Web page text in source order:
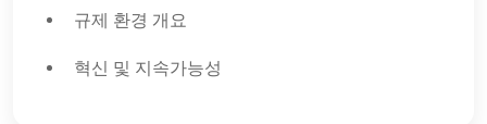
규제 환경 개요
혁신 및 지속가능성